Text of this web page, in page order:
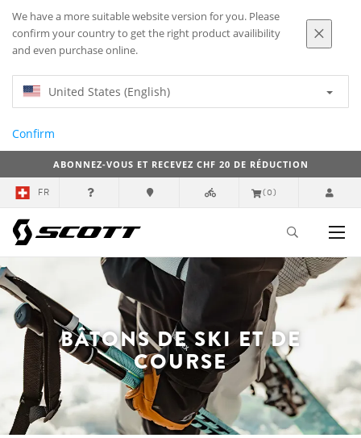
We have a more suitable website version for you. Please
confirm your country to get the right product availibility
and even purchase online.
United States (English)
Confirm
ABONNEZ-VOUS ET RECEVEZ CHF 20 DE RÉDUCTION
FR (0)
BÂTONS DE SKI ET DE
COURSE